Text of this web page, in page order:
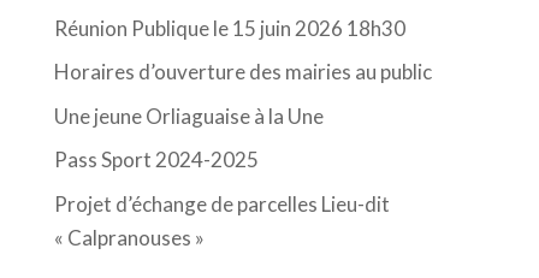
Réunion Publique le 15 juin 2026 18h30
Horaires d’ouverture des mairies au public
Une jeune Orliaguaise à la Une
Pass Sport 2024-2025
Projet d’échange de parcelles Lieu-dit
« Calpranouses »